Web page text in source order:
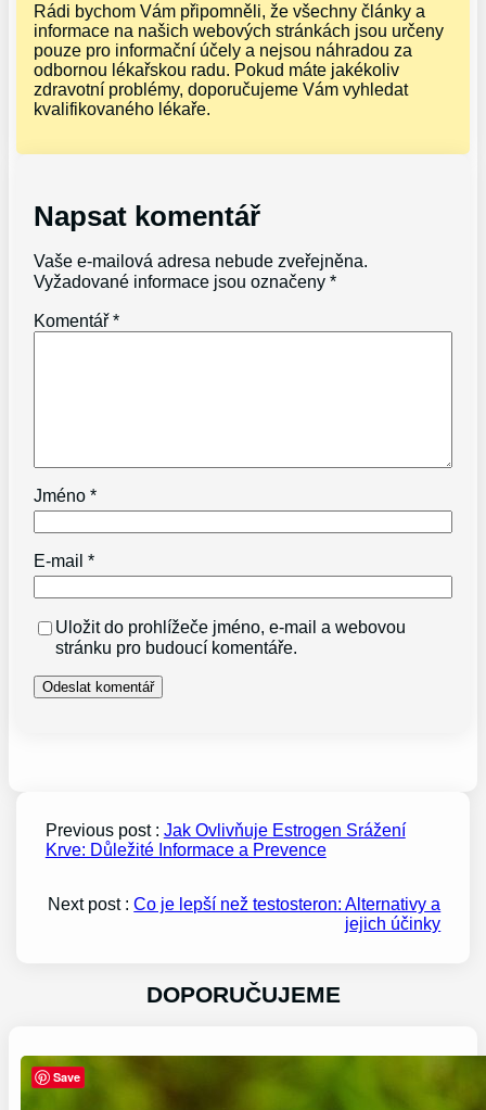
Rádi bychom Vám připomněli, že všechny články a
informace na našich webových stránkách jsou určeny
pouze pro informační účely a nejsou náhradou za
odbornou lékařskou radu. Pokud máte jakékoliv
zdravotní problémy, doporučujeme Vám vyhledat
kvalifikovaného lékaře.
Napsat komentář
Vaše e-mailová adresa nebude zveřejněna.
Vyžadované informace jsou označeny*
Komentář*
Jméno*
E-mail*
Uložit do prohlížeče jméno, e-mail a webovou
stránku pro budoucí komentáře.
Previous post : Jak Ovlivňuje Estrogen Srážení
Krve: Důležité Informace a Prevence
Next post :Co je lepší než testosteron: Alternativy a
jejich účinky
DOPORUČUJEME
Save